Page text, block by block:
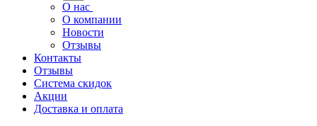
О нас
О компании
Новости
Отзывы
Контакты
Отзывы
Система скидок
Акции
Доставка и оплата